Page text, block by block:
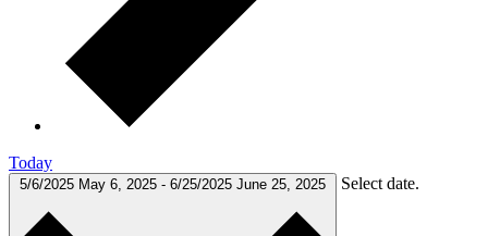
Today
5/6/2025 May 6, 2025 - 6/25/2025 June 25, 2025 Select date.